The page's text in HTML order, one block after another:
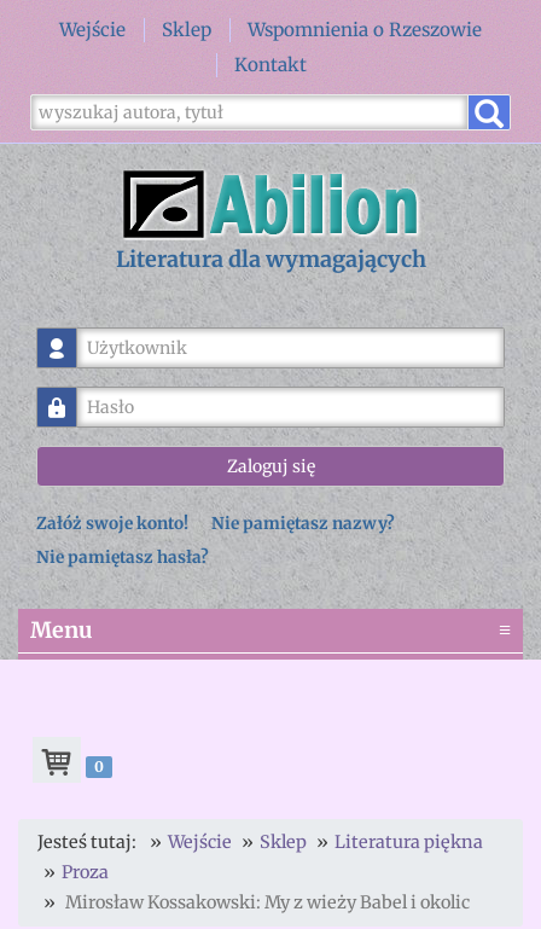
Wejście Sklep
Wspomnienia o Rzeszowie
Kontakt
Literatura dla wymagających
Użytkownik
Hasło
Zaloguj się
Załóż swoje konto!
Nie pamiętasz nazwy?
Nie pamiętasz hasła?
Menu ≡
0
Jesteś tutaj: Wejście Sklep
Literatura piękna
Proza
Mirosław Kossakowski: My z wieży Babel i okolic